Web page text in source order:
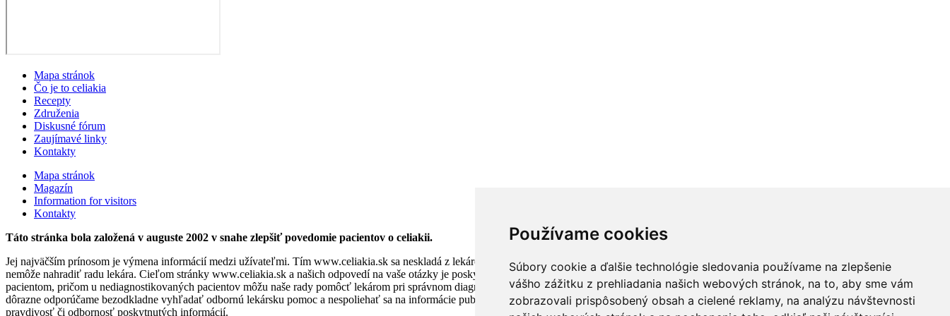
Používame cookies
Súbory cookie a ďalšie technológie sledovania používame na zlepšenie
vášho zážitku z prehliadania našich webových stránok, na to, aby sme vám
zobrazovali prispôsobený obsah a cielené reklamy, na analýzu návštevnosti
Mapa stránok
Čo je to celiakia
Recepty
Združenia
Diskusné fórum
Zaujímavé linky
Kontakty
Mapa stránok
Magazín
Information for visitors
Kontakty
Táto stránka bola založená v auguste 2002 v snahe zlepšiť povedomie pacientov o celiakii.
Jej najväčším prínosom je výmena informácií medzi užívateľmi. Tím www.celiakia.sk sa neskladá z lekárov ani iných zdravotníckych pracovníkov. Akákoľvek rada poskytnutá na stránke www.celiakia.sk
nemôže nahradiť radu lekára. Cieľom stránky www.celiakia.sk a našich odpovedí na vaše otázky je poskytnúť čo možno najpresnejšie informácie o chorobe tak diagnostikovaným ako aj nediagnostikovaným
pacientom, pričom u nediagnostikovaných pacientov môžu naše rady pomôcť lekárom pri správnom diagnostikovaní choroby.V prípade, že pozorujete akékoľvek príznaky alebo ťažkosti neznámeho pôvodu,
dôrazne odporúčame bezodkladne vyhľadať odbornú lekársku pomoc a nespoliehať sa na informácie publikované na stránke www.celiakia.sk. Tím www.celiakia.sk nenesie žiadnu zodpovednosť za správnosť,
pravdivosť či odbornosť poskytnutých informácií.